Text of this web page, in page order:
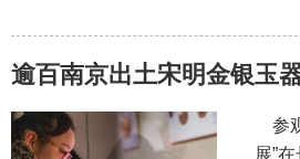
逾百南京出土宋明金银玉
参
展”